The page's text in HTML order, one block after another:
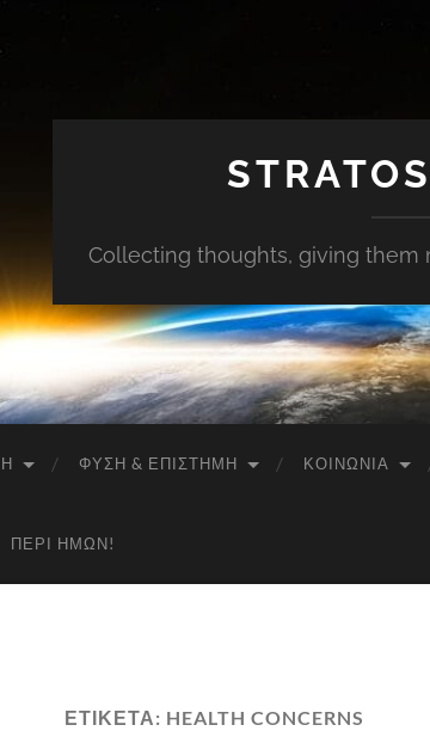
Collecting thoughts, giving them
ΦΎΣΗ & ΕΠΙΣΤΉΜΗ ΚΟΙΝΩΝΊΑ
ΠΕΡΊ ΗΜΏΝ!
ΕΤΙΚΈΤΑ: HEALTH CONCERNS